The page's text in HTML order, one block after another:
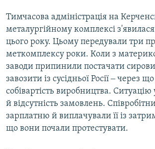
Тимчасова адміністрація на
металургійному комплексі з'явилася
цього року. Цьому передували три
меткомплексу роки. Коли з
заводи припинили постачати
завозити із сусідньої Росії ‒ через
собівартість виробництва.
й відсутність замовлень.
зарплатню й виплачували її із
що вони почали протестувати.